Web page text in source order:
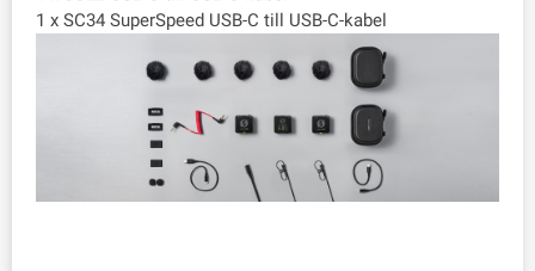
1 x SC34 SuperSpeed USB-C till USB-C-kabel